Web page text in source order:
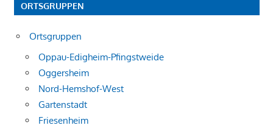
ORTSGRUPPEN
Ortsgruppen
Oppau-Edigheim-Pfingstweide
Oggersheim
Nord-Hemshof-West
Gartenstadt
Friesenheim